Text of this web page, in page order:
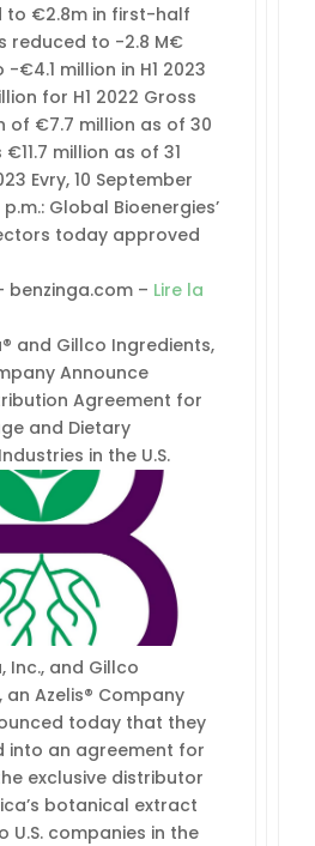
to €2.8m in first-half
reduced to -2.8 M€
€4.1 million in H1 2023
for H1 2022 Gross
of €7.7 million as of 30
million as of 31
Evry, 10 September
Global Bioenergies’
today approved
benzinga.com – Lire la
and Gillco Ingredients,
Announce
Agreement for
and Dietary
in the U.S.
Inc., and Gillco
an Azelis® Company
today that they
into an agreement for
exclusive distributor
botanical extract
U.S. companies in the